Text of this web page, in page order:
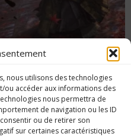
nous utilisons des technologies
ou accéder aux informations des
nous permettra de
de navigation ou les ID
ou de retirer son
sur certaines caractéristiques